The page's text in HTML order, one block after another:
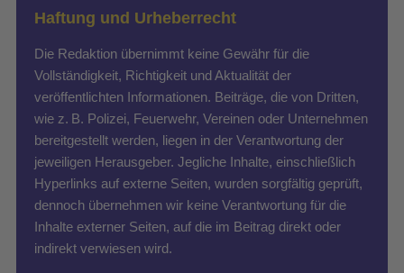
Haftung und Urheberrecht
Die Redaktion übernimmt keine Gewähr für die
Vollständigkeit, Richtigkeit und Aktualität der
veröffentlichten Informationen. Beiträge, die von Dritten,
wie z. B. Polizei, Feuerwehr, Vereinen oder Unternehmen
bereitgestellt werden, liegen in der Verantwortung der
jeweiligen Herausgeber. Jegliche Inhalte, einschließlich
Hyperlinks auf externe Seiten, wurden sorgfältig geprüft,
dennoch übernehmen wir keine Verantwortung für die
Inhalte externer Seiten, auf die im Beitrag direkt oder
indirekt verwiesen wird.